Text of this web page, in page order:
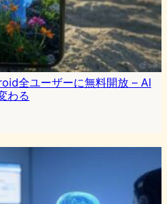
全ユーザーに無料開放 – AI
わる